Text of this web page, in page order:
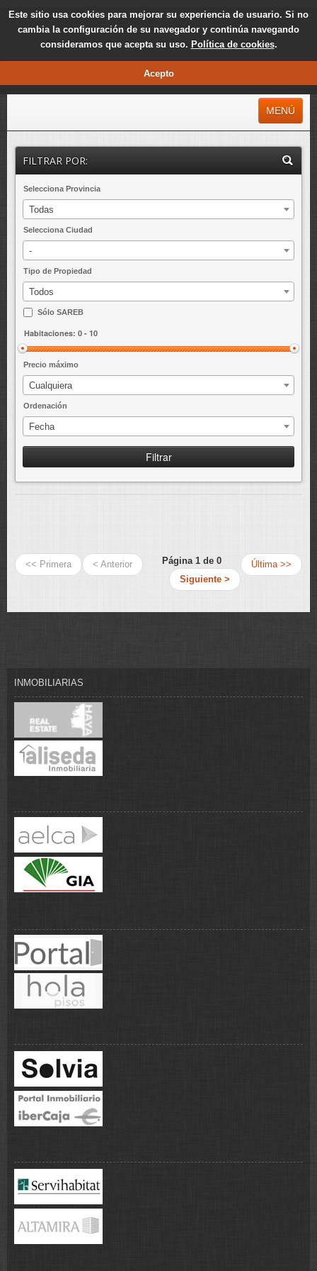
Este sitio usa cookies para mejorar su experiencia de usuario. Si no
cambia la configuración de su navegador y continúa navegando
consideramos que acepta su uso. Política de cookies.
Acepto
MENÚ
INICIO
MÁS REBAJADAS
ÚLTIMAS INCORPORADAS
EXCLUSIVAS
SAREB
NOTICIAS
ENLACES
FILTRAR POR:
Selecciona Provincia
Todas
Selecciona Ciudad
-
Tipo de Propiedad
Todos
Sólo SAREB
Precio máximo
Cualquiera
Ordenación
Fecha
Filtrar
<< Primera < Anterior Página 1 de 0
Última >>
Siguiente >
INMOBILIARIAS